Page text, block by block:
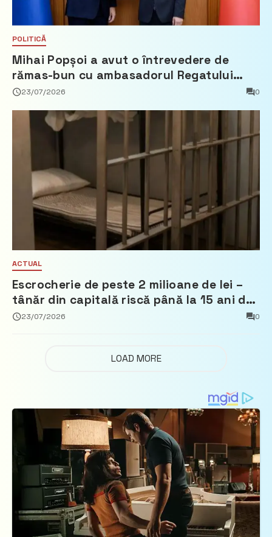
POLITICĂ
Mihai Popșoi a avut o întrevedere de
rămas-bun cu ambasadorul Regatului
Țărilor de Jos, Fred Duijn
23/07/2026 0
ACTUAL
Escrocherie de peste 2 milioane de lei –
tânăr din capitală riscă până la 15 ani de
închisoare
23/07/2026 0
LOAD MORE